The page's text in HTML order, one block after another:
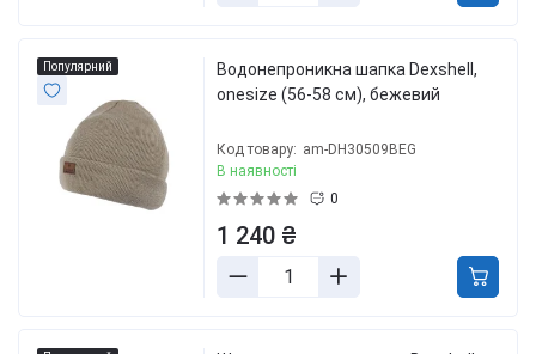
Популярний
Водонепроникна шапка Dexshell,
onesize (56-58 см), бежевий
Код товару: am-DH30509BEG
В наявності
0
1 240 ₴